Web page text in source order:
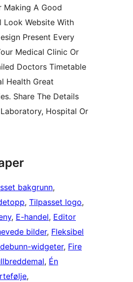
Making A Good
Look Website With
Present Every
Medical Clinic Or
Doctors Timetable
Health Great
Share The Details
Hospital Or
bakgrunn
, Tilpasset logo
, E-handel, Editor
bilder, Fleksibel
widgeter, Fire
, Én